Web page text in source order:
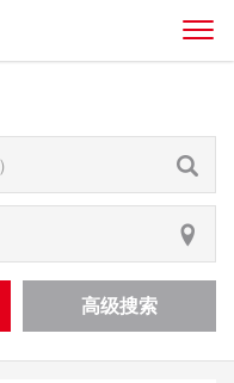
高级搜索